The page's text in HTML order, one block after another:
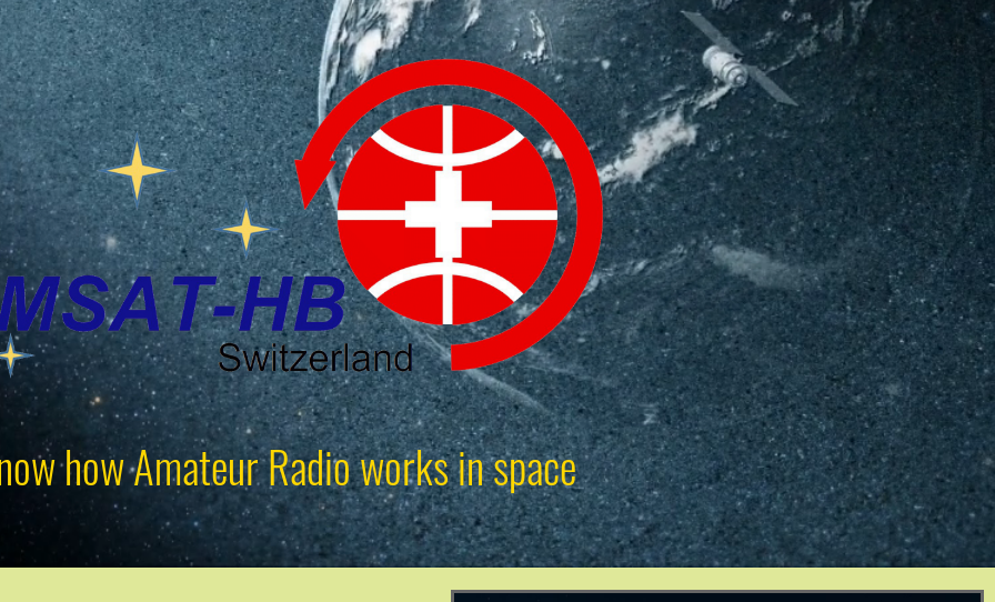
how Amateur Radio works in space